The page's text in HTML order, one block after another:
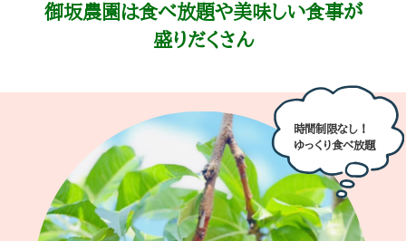
御坂農園は食べ放題や美味しい食事が
盛りだくさん
時間制限なし！
ゆっくり食べ放題